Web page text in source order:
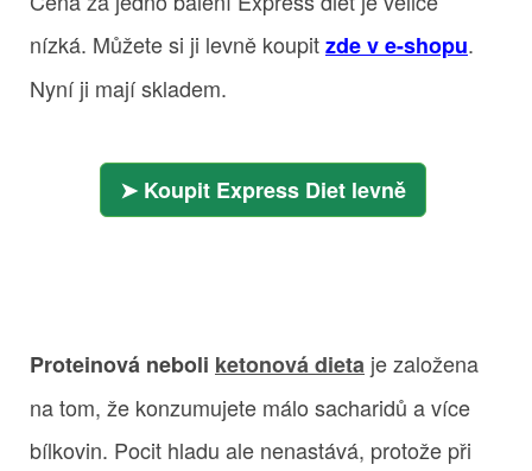
nízká. Můžete si ji levně koupitzde v e-shopu.
Nyní ji mají skladem.
Koupit Express Diet levně
Proteinová neboli ketonová dieta je založena
na tom, že konzumujete málo sacharidů a více
bílkovin. Pocit hladu ale nenastává, protože při